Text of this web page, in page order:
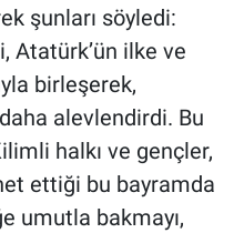
şunları söyledi:
Atatürk’ün ilke ve
birleşerek,
alevlendirdi. Bu
halkı ve gençler,
ettiği bu bayramda
umutla bakmayı,